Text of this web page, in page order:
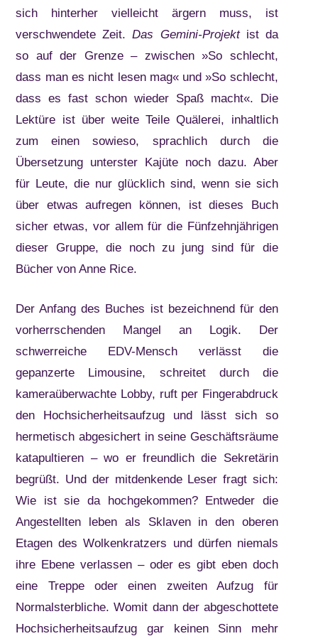
sich hinterher vielleicht ärgern muss, ist
verschwendete Zeit.Das Gemini-Projekt ist da
so auf der Grenze – zwischen »So schlecht,
dass man es nicht lesen mag« und »So schlecht,
dass es fast schon wieder Spaß macht«. Die
Lektüre ist über weite Teile Quälerei, inhaltlich
zum einen sowieso, sprachlich durch die
Übersetzung unterster Kajüte noch dazu. Aber
für Leute, die nur glücklich sind, wenn sie sich
über etwas aufregen können, ist dieses Buch
sicher etwas, vor allem für die Fünfzehnjährigen
dieser Gruppe, die noch zu jung sind für die
Bücher von Anne Rice.
Der Anfang des Buches ist bezeichnend für den
vorherrschenden Mangel an Logik. Der
schwerreiche EDV-Mensch verlässt die
gepanzerte Limousine, schreitet durch die
kameraüberwachte Lobby, ruft per Fingerabdruck
den Hochsicherheitsaufzug und lässt sich so
hermetisch abgesichert in seine Geschäftsräume
katapultieren – wo er freundlich die Sekretärin
begrüßt. Und der mitdenkende Leser fragt sich:
Wie ist sie da hochgekommen? Entweder die
Angestellten leben als Sklaven in den oberen
Etagen des Wolkenkratzers und dürfen niemals
ihre Ebene verlassen – oder es gibt eben doch
eine Treppe oder einen zweiten Aufzug für
Normalsterbliche. Womit dann der abgeschottete
Hochsicherheitsaufzug gar keinen Sinn mehr